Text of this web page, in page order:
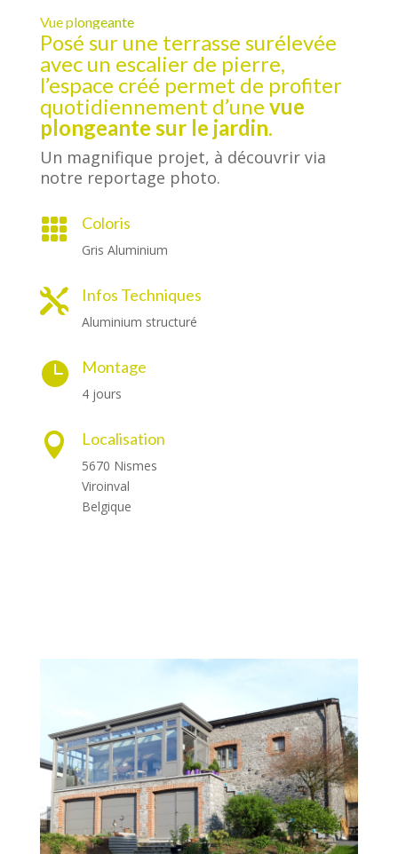
Vue plongeante
Posé sur une terrasse surélevée
avec un escalier de pierre,
l’espace créé permet de profiter
quotidiennement d’une vue
plongeante sur le jardin.
Un magnifique projet, à découvrir via
notre reportage photo.
 Coloris
Gris Aluminium
 Infos Techniques
Aluminium structuré
 Montage
4 jours
 Localisation
5670 Nismes
Viroinval
Belgique